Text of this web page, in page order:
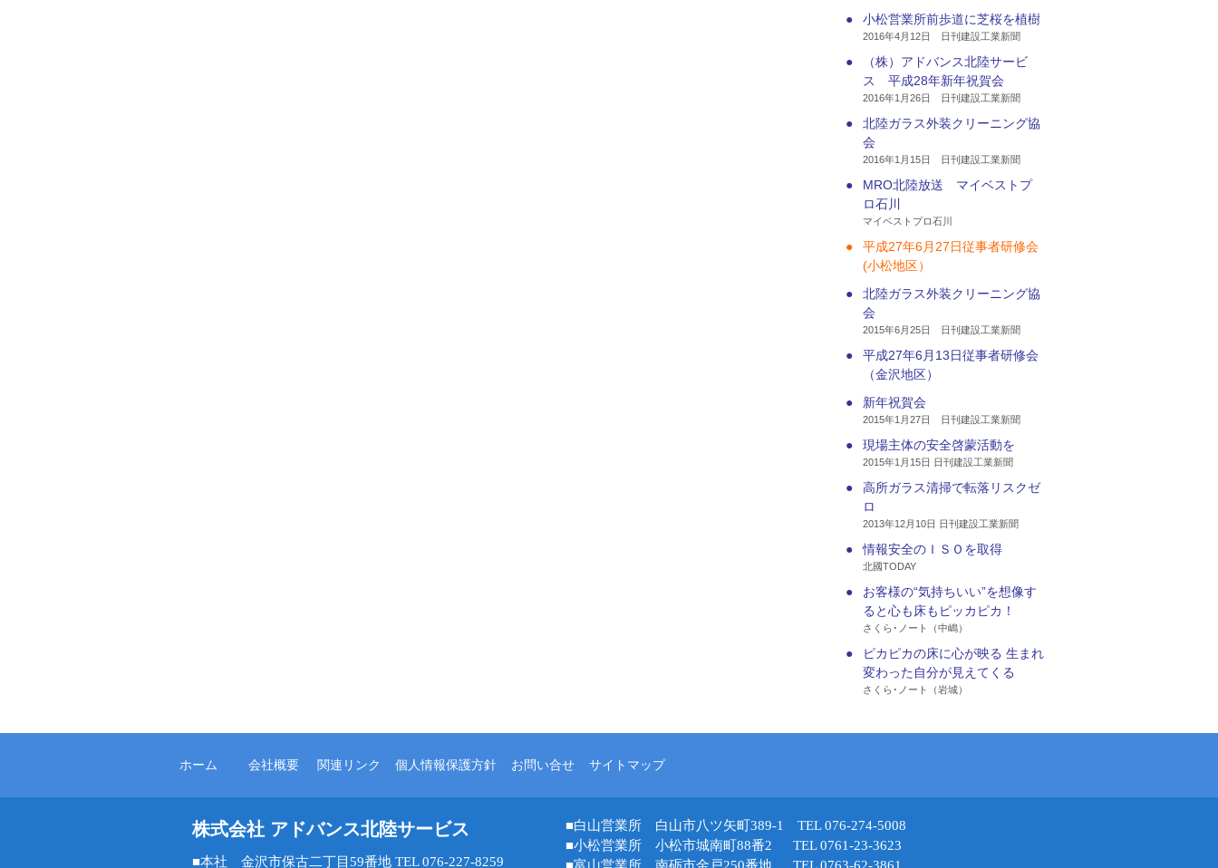
● 小松営業所前歩道に芝桜を植樹
2016年4月12日 日刊建設工業新聞
●
（株）アドバンス北陸サービ
ス 平成28年新年祝賀会
2016年1月26日 日刊建設工業新聞
●
北陸ガラス外装クリーニング協
会
2016年1月15日 日刊建設工業新聞
●
MRO北陸放送 マイベストプ
ロ石川
マイベストプロ石川
●
平成27年6月27日従事者研修会
(小松地区）
●
北陸ガラス外装クリーニング協
会
2015年6月25日 日刊建設工業新聞
●
平成27年6月13日従事者研修会
（金沢地区）
●
新年祝賀会
2015年1月27日 日刊建設工業新聞
● 現場主体の安全啓蒙活動を
2015年1月15日 日刊建設工業新聞
●
高所ガラス清掃で転落リスクゼ
ロ
2013年12月10日 日刊建設工業新聞
● 情報安全のＩＳＯを取得
北國TODAY
●
お客様の“気持ちいい”を想像す
ると心も床もピッカピカ！
さくら･ノート（中嶋）
●
ピカピカの床に心が映る 生まれ
変わった自分が見えてくる
さくら･ノート（岩城）
ホーム 会社概要 関連リンク 個人情報保護方針 お問い合せ サイトマップ
株式会社 アドバンス北陸サービス
■本社 金沢市保古二丁目59番地 TEL 076-227-8259
■白山営業所 白山市八ツ矢町389-1 TEL 076-274-5008
■小松営業所 小松市城南町88番2 TEL 0761-23-3623